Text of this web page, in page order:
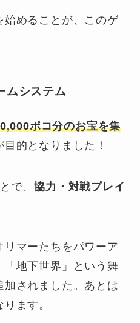
始めることが、このゲ
ムシステム
ポコ分のお宝を集
的となりました！
で、協力・対戦プレイ
マーたちをパワーア
「地下世界」という舞
されました。あとは
ます。